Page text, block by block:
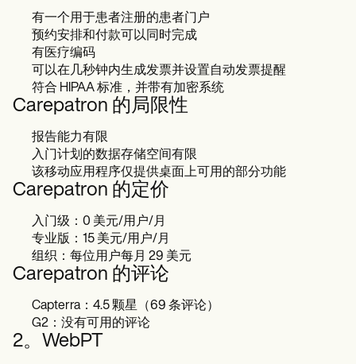
有一个用于患者注册的患者门户
预约安排和付款可以同时完成
有医疗编码
可以在几秒钟内生成发票并设置自动发票提醒
符合 HIPAA 标准，并带有加密系统
Carepatron 的局限性
报告能力有限
入门计划的数据存储空间有限
该移动应用程序仅提供桌面上可用的部分功能
Carepatron 的定价
入门级：0 美元/用户/月
专业版：15 美元/用户/月
组织：每位用户每月 29 美元
Carepatron 的评论
Capterra：4.5 颗星（69 条评论）
G2：没有可用的评论
2。WebPT